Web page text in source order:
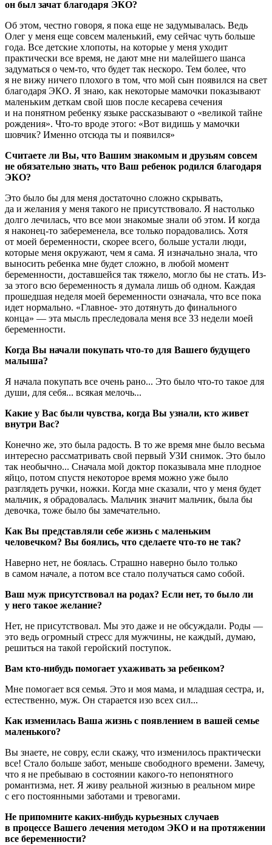
он был зачат благодаря ЭКО?
Об этом, честно говоря, я пока еще не задумывалась. Ведь
Олег у меня еще совсем маленький, ему сейчас чуть больше
года. Все детские хлопоты, на которые у меня уходит
практически все время, не дают мне ни малейшего шанса
задуматься о чем-то, что будет так нескоро. Тем более, что
я не вижу ничего плохого в том, что мой сын появился на свет
благодаря ЭКО. Я знаю, как некоторые мамочки показывают
маленьким деткам свой шов после кесарева сечения
и на понятном ребенку языке рассказывают о «великой тайне
рождения». Что-то вроде этого: «Вот видишь у мамочки
шовчик? Именно отсюда ты и появился»
Считаете ли Вы, что Вашим знакомым и друзьям совсем
не обязательно знать, что Ваш ребенок родился благодаря
ЭКО?
Это было бы для меня достаточно сложно скрывать,
да и желания у меня такого не присутствовало. Я настолько
долго лечилась, что все мои знакомые знали об этом. И когда
я наконец-то забеременела, все только порадовались. Хотя
от моей беременности, скорее всего, больше устали люди,
которые меня окружают, чем я сама. Я изначально знала, что
выносить ребенка мне будет сложно, в любой момент
беременности, доставшейся так тяжело, могло бы не стать. Из-
за этого всю беременность я думала лишь об одном. Каждая
прошедшая неделя моей беременности означала, что все пока
идет нормально. «Главное- это дотянуть до финального
конца» — эта мысль преследовала меня все 33 недели моей
беременности.
Когда Вы начали покупать что-то для Вашего будущего
малыша?
Я начала покупать все очень рано... Это было что-то такое для
души, для себя... всякая мелочь...
Какие у Вас были чувства, когда Вы узнали, кто живет
внутри Вас?
Конечно же, это была радость. В то же время мне было весьма
интересно рассматривать свой первый УЗИ снимок. Это было
так необычно... Сначала мой доктор показывала мне плодное
яйцо, потом спустя некоторое время можно уже было
разглядеть ручки, ножки. Когда мне сказали, что у меня будет
мальчик, я обрадовалась. Мальчик значит мальчик, была бы
девочка, тоже было бы замечательно.
Как Вы представляли себе жизнь с маленьким
человечком? Вы боялись, что сделаете что-то не так?
Наверно нет, не боялась. Страшно наверно было только
в самом начале, а потом все стало получаться само собой.
Ваш муж присутствовал на родах? Если нет, то было ли
у него такое желание?
Нет, не присутствовал. Мы это даже и не обсуждали. Роды —
это ведь огромный стресс для мужчины, не каждый, думаю,
решиться на такой геройский поступок.
Вам кто-нибудь помогает ухаживать за ребенком?
Мне помогает вся семья. Это и моя мама, и младшая сестра, и,
естественно, муж. Он старается изо всех сил...
Как изменилась Ваша жизнь с появлением в вашей семье
маленького?
Вы знаете, не совру, если скажу, что изменилось практически
все! Стало больше забот, меньше свободного времени. Замечу,
что я не пребываю в состоянии какого-то непонятного
романтизма, нет. Я живу реальной жизнью в реальном мире
с его постоянными заботами и тревогами.
Не припомните каких-нибудь курьезных случаев
в процессе Вашего лечения методом ЭКО и на протяжении
все беременности?